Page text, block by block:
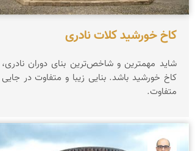
کاخ خورشید کلات نادری
شاید مهمترین و شاخص‌ترین بنای دوران نادری،
کاخ خورشید باشد. بنایی زیبا و متفاوت در جایی
متفاوت.